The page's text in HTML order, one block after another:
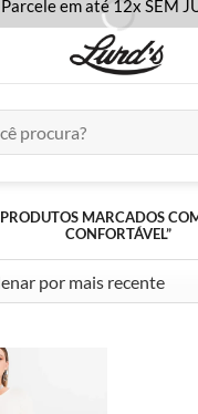
Parcele em até 12x SEM
PRODUTOS MARCADOS
CONFORTÁVEL”